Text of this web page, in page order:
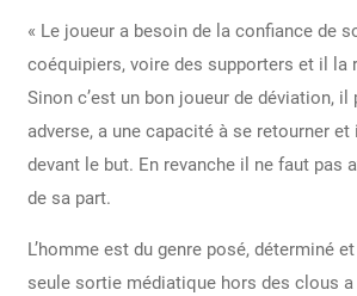
« Le joueur a besoin de la confiance de
coéquipiers, voire des supporters et il la
Sinon c’est un bon joueur de déviation, il
adverse, a une capacité à se retourner
devant le but. En revanche il ne faut pas
de sa part.
L’homme est du genre posé, déterminé
seule sortie médiatique hors des clous